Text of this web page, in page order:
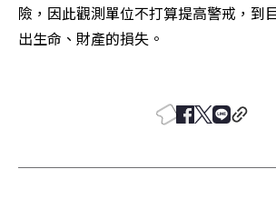
險，因此觀測單位不打算提高警戒，到
出生命、財產的損失。